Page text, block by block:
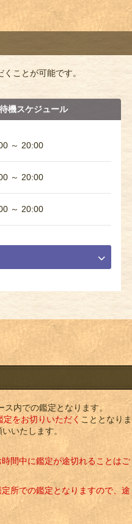
ことが可能です。
機スケジュール
～ 20:00
～ 20:00
～ 20:00
内での鑑定となります。
をお切りいただく こととなりま
いたします。
間中に鑑定が途切れることはご
所での鑑定となりますので、途